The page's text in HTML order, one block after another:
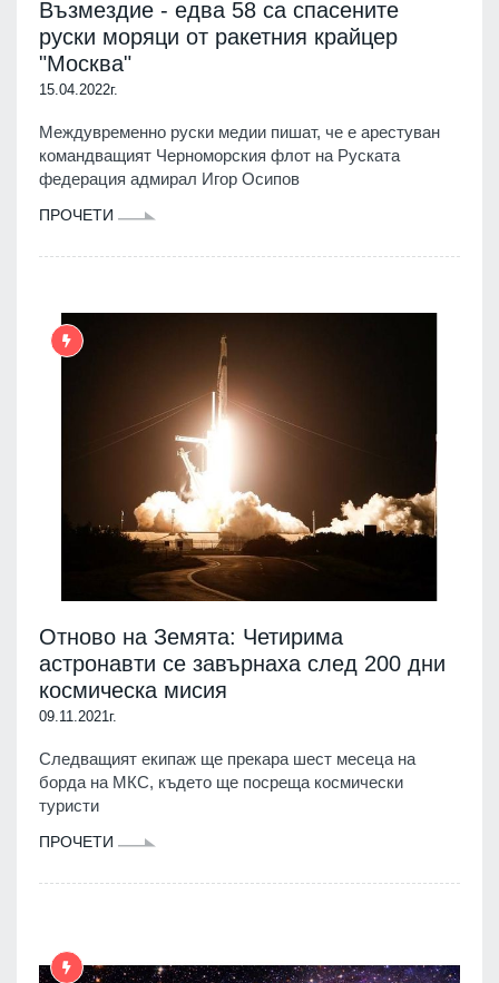
Възмездие - едва 58 са спасените
руски моряци от ракетния крайцер
"Москва"
15.04.2022г.
Междувременно руски медии пишат, че е арестуван
командващият Черноморския флот на Руската
федерация адмирал Игор Осипов
ПРОЧЕТИ
Отново на Земята: Четирима
астронавти се завърнаха след 200 дни
космическа мисия
09.11.2021г.
Следващият екипаж ще прекара шест месеца на
борда на МКС, където ще посреща космически
туристи
ПРОЧЕТИ